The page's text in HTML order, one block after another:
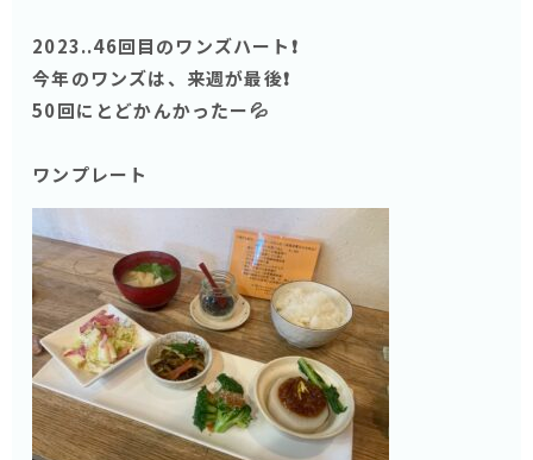
2023..46回目のワンズハート❗️
今年のワンズは、来週が最後❗️
50回にとどかんかったー💦
ワンプレート